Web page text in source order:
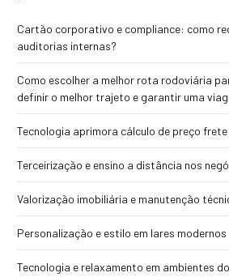
Cartão corporativo e compliance: como
auditorias internas?
Como escolher a melhor rota rodoviária
definir o melhor trajeto e garantir uma
Tecnologia aprimora cálculo de preço
Terceirização e ensino a distância nos
Valorização imobiliária e manutenção
Personalização e estilo em lares modernos
Tecnologia e relaxamento em ambientes